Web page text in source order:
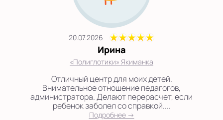
20.07.2026
Ирина
«Полиглотики» Якиманка
Отличный центр для моих детей.
Внимательное отношение педагогов,
администратора. Делают перерасчет, если
ребенок заболел со справкой....
Подробнее →